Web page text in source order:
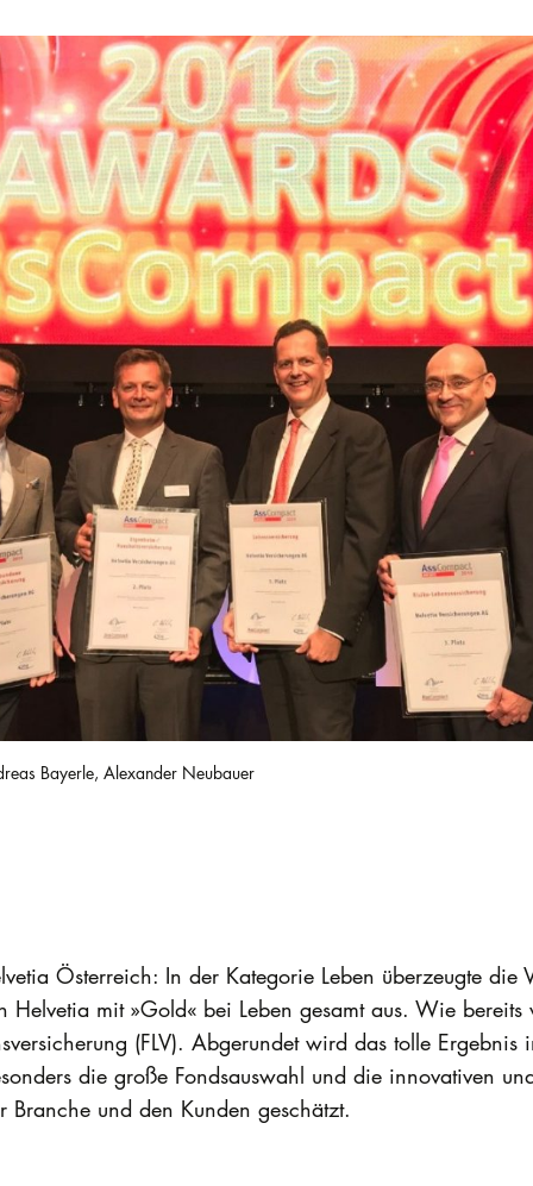
Bayerle, Alexander Neubauer
Österreich: In der Kategorie Leben überzeugte die
Helvetia mit »Gold« bei Leben gesamt aus. Wie
(FLV). Abgerundet wird das tolle
die große Fondsauswahl und die innovativen
Branche und den Kunden geschätzt.